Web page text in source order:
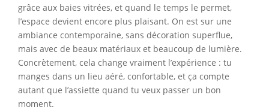
grâce aux baies vitrées, et quand le temps le permet,
l’espace devient encore plus plaisant. On est sur une
ambiance contemporaine, sans décoration superflue,
mais avec de beaux matériaux et beaucoup de lumière.
Concrètement, cela change vraiment l’expérience : tu
manges dans un lieu aéré, confortable, et ça compte
autant que l’assiette quand tu veux passer un bon
moment.